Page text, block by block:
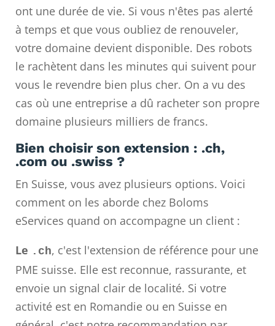
ont une durée de vie. Si vous n'êtes pas alerté
à temps et que vous oubliez de renouveler,
votre domaine devient disponible. Des robots
le rachètent dans les minutes qui suivent pour
vous le revendre bien plus cher. On a vu des
cas où une entreprise a dû racheter son propre
domaine plusieurs milliers de francs.
Bien choisir son extension : .ch,
.com ou .swiss ?
En Suisse, vous avez plusieurs options. Voici
comment on les aborde chez Boloms
eServices quand on accompagne un client :
Le .ch, c'est l'extension de référence pour une
PME suisse. Elle est reconnue, rassurante, et
envoie un signal clair de localité. Si votre
activité est en Romandie ou en Suisse en